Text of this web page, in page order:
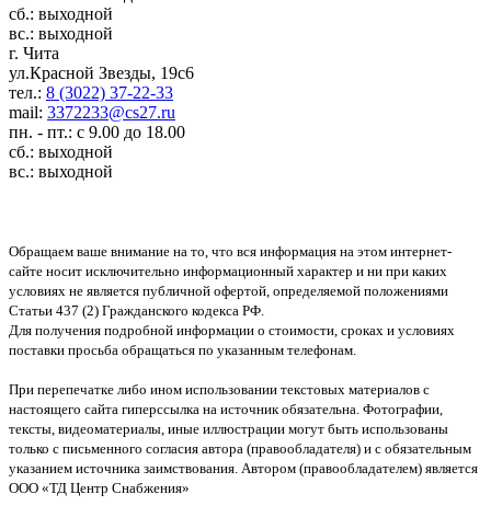
сб.: выходной
вс.: выходной
г. Чита
ул.Красной Звезды, 19с6
тел.: 8 (3022) 37-22-33
mail: 3372233@cs27.ru
пн. - пт.: с 9.00 до 18.00
сб.: выходной
вс.: выходной
Обращаем ваше внимание на то, что вся информация на этом интернет-
сайте носит исключительно информационный характер и ни при каких
условиях не является публичной офертой, определяемой положениями
Статьи 437 (2) Гражданского кодекса РФ.
Для получения подробной информации о стоимости, сроках и условиях
поставки просьба обращаться по указанным телефонам.
При перепечатке либо ином использовании текстовых материалов с
настоящего сайта гиперссылка на источник обязательна. Фотографии,
тексты, видеоматериалы, иные иллюстрации могут быть использованы
только с письменного согласия автора (правообладателя) и с обязательным
указанием источника заимствования. Автором (правообладателем) является
ООО «ТД Центр Снабжения»